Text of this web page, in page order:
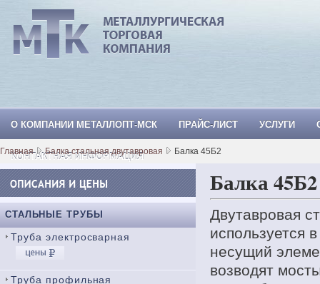
МеталлОпт-мск: ТРУБА СТАЛЬНАЯ,
О КОМПАНИИ МЕТАЛЛОПТ-МСК ПРАЙС-ЛИСТ УСЛУГИ
КОНТАКТНАЯ ИНФОРМАЦИЯ
Главная Балка стальная двутавровая Балка 45Б2
СТАЛЬНЫЕ ТРУБЫ
Труба электросварная
Труба профильная
Балка
Двутавровая
используется
несущий
возводят